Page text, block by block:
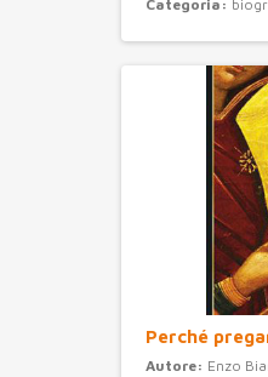
Categoria:
Perché
Autore: Enzo